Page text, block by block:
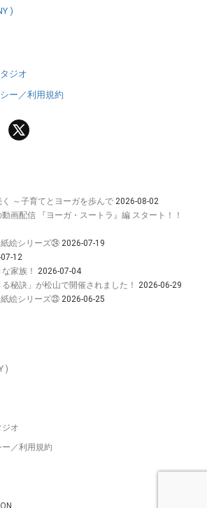
)
ジオ
ー／利用規約
～子育てとヨーガを歩んで 2026-08-02
画配信 『ヨーガ・スートラ』編 スタート！！
絵シリーズ㉔ 2026-07-19
12
家族！
2026-07-04
秘訣」が松山で開催されました！
2026-06-29
絵シリーズ㉓ 2026-06-25
)
ジオ
／利用規約